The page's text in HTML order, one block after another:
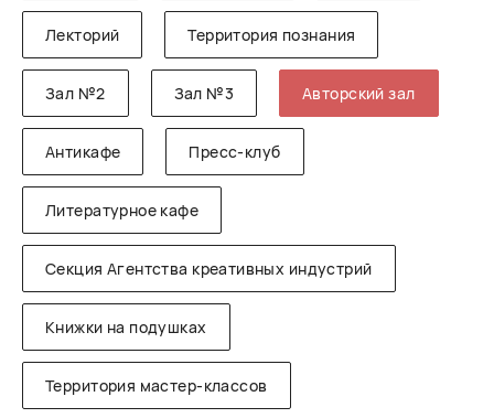
Лекторий Территория познания
Зал №2 Зал №3 Авторский зал
Антикафе Пресс-клуб
Литературное кафе
Секция Агентства креативных индустрий
Книжки на подушках
Территория мастер-классов